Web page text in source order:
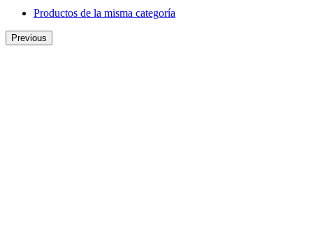
Productos de la misma categoría
Previous